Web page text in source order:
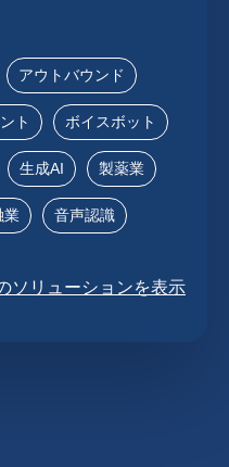
アウトバウンド
ト ボイスボット
生成AI 製薬業
業 音声認識
ソリューションを表示